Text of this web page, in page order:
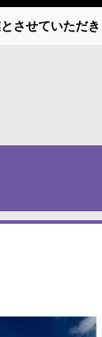
せていただ